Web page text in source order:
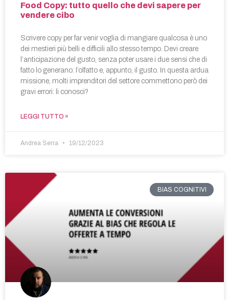
Food Copy: tutto quello che devi sapere per
vendere cibo
Scrivere copy per far venir voglia di mangiare qualcosa è uno
dei mestieri più belli e difficili allo stesso tempo. Devi creare
l’anticipazione del gusto, senza poter usare i due sensi che di
fatto lo generano: l’olfatto e, appunto, il gusto. In questa ardua
missione, molti imprenditori del settore commettono però dei
gravi errori: li conosci?
LEGGI TUTTO »
Andrea Serra 19/12/2023
BIAS COGNITIVI